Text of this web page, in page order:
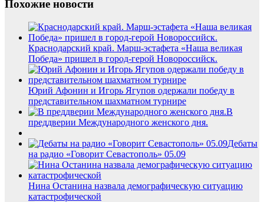
Похожие новости
Краснодарский край. Марш-эстафета «Наша великая
Победа» пришел в город-герой Новороссийск.
Юрий Афонин и Игорь Ягупов одержали победу в
представительном шахматном турнире
В
преддверии Международного женского дня.
Дебаты
на радио «Говорит Севастополь» 05.09
Нина Останина назвала демографическую ситуацию
катастрофической